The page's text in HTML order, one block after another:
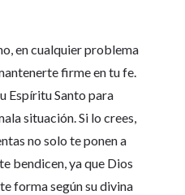
en cualquier problema
firme en tu fe.
Espíritu Santo para
situación. Si lo crees,
no solo te ponen a
bendicen, ya que Dios
forma según su divina